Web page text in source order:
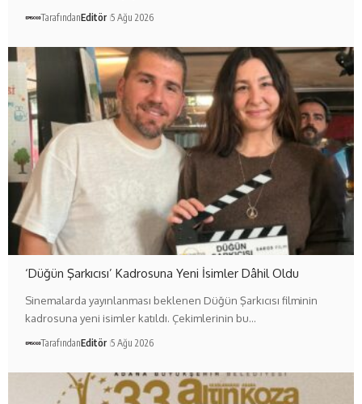
TarafındanEditör 5 Ağu 2026
‘Düğün Şarkıcısı’ Kadrosuna Yeni İsimler Dâhil Oldu
Sinemalarda yayınlanması beklenen Düğün Şarkıcısı filminin
kadrosuna yeni isimler katıldı. Çekimlerinin bu…
TarafındanEditör 5 Ağu 2026